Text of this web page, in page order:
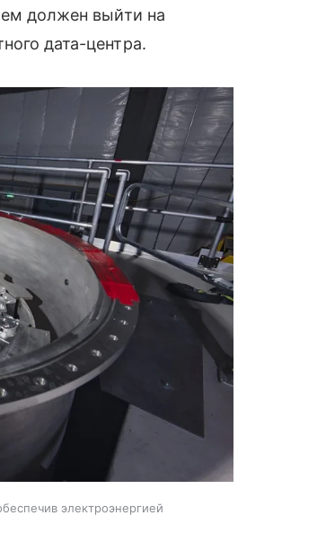
должен выйти на
дата-центра.
электроэнергией